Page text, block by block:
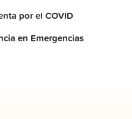
por el COVID
en Emergencias